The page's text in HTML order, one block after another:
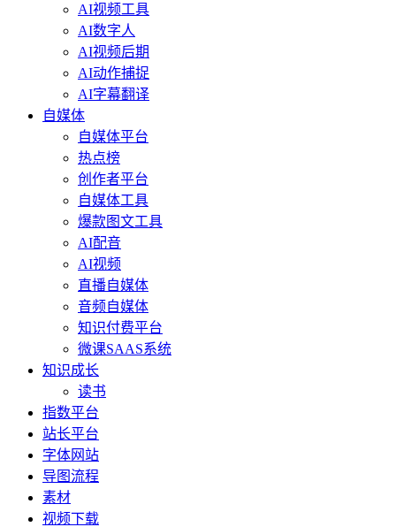
AI视频工具
AI数字人
AI视频后期
AI动作捕捉
AI字幕翻译
自媒体
自媒体平台
热点榜
创作者平台
自媒体工具
爆款图文工具
AI配音
AI视频
直播自媒体
音频自媒体
知识付费平台
微课SAAS系统
知识成长
读书
指数平台
站长平台
字体网站
导图流程
素材
视频下载